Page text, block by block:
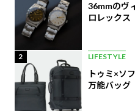
36mmのヴ
ロレックス
2 LIFESTYLE
トゥミ×ソ
万能バッグ